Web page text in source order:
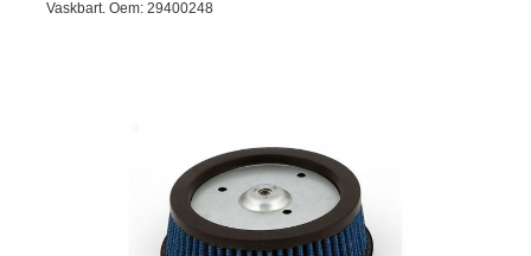
Vaskbart. Oem: 29400248